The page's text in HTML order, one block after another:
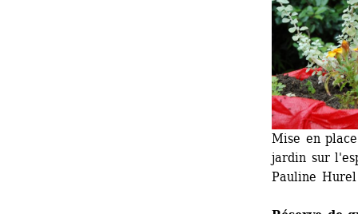
Mise en
jardin sur
Pauline Hurel